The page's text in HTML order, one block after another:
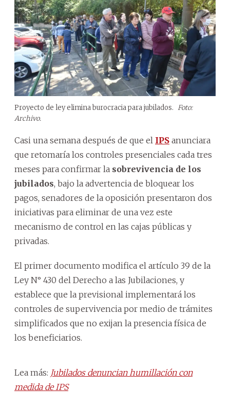
Proyecto de ley elimina burocracia para jubilados. Foto:
Archivo.
Casi una semana después de que el IPS anunciara
que retomaría los controles presenciales cada tres
meses para confirmar la sobrevivencia de los
jubilados, bajo la advertencia de bloquear los
pagos, senadores de la oposición presentaron dos
iniciativas para eliminar de una vez este
mecanismo de control en las cajas públicas y
privadas.
El primer documento modifica el artículo 39 de la
Ley N° 430 del Derecho a las Jubilaciones, y
establece que la previsional implementará los
controles de supervivencia por medio de trámites
simplificados que no exijan la presencia física de
los beneficiarios.
Lea más: Jubilados denuncian humillación con
medida de IPS